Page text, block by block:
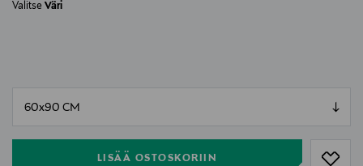
Valitse Väri
LISÄÄ OSTOSKORIIN